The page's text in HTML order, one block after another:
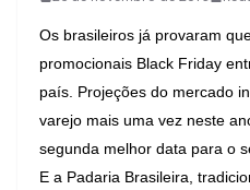
Os brasileiros já provaram
promocionais Black Friday
país. Projeções do mercado
varejo mais uma vez neste
segunda melhor data para o
E a Padaria Brasileira,